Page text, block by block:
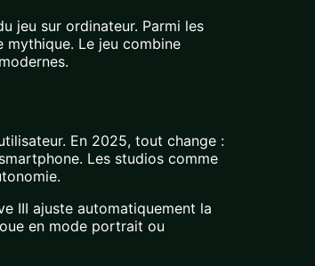
jeu sur ordinateur. Parmi les
mythique. Le jeu combine
En 2025, tout change :
Les studios comme
III ajuste automatiquement la
en mode portrait ou